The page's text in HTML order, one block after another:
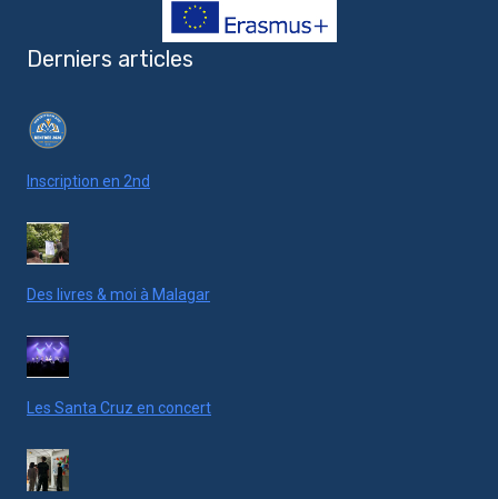
Derniers articles
Inscription en 2nd
Des livres & moi à Malagar
Les Santa Cruz en concert